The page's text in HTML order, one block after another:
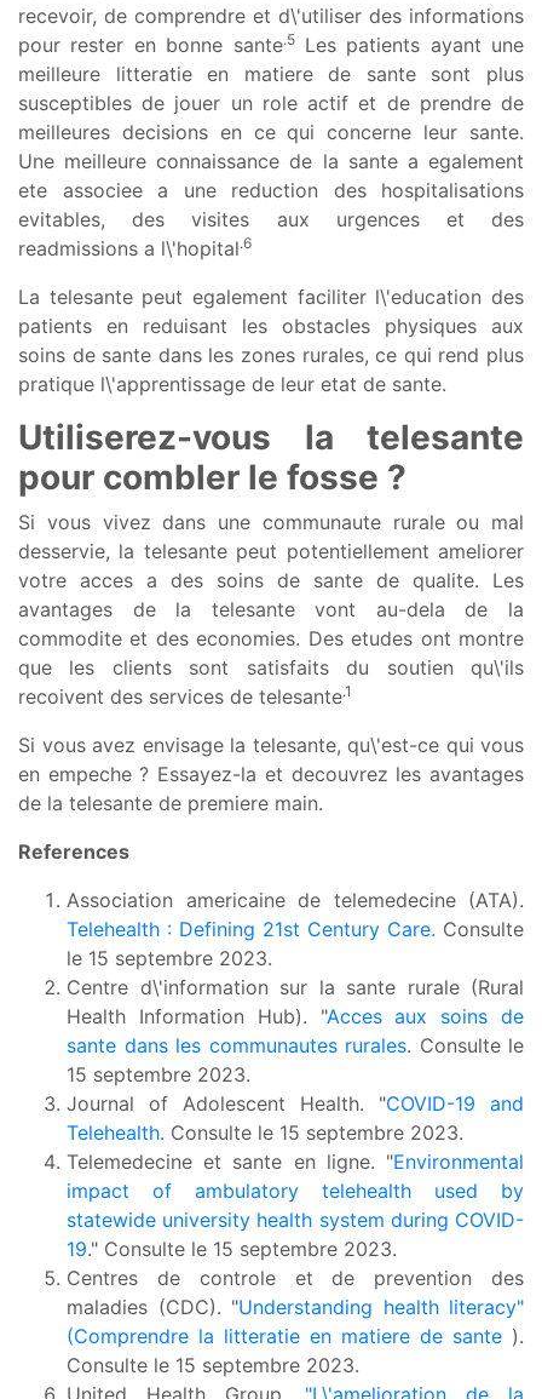
recevoir, de comprendre et d\'utiliser des informations
pour rester en bonne sante.5Les patients ayant une
meilleure litteratie en matiere de sante sont plus
susceptibles de jouer un role actif et de prendre de
meilleures decisions en ce qui concerne leur sante.
Une meilleure connaissance de la sante a egalement
ete associee a une reduction des hospitalisations
evitables, des visites aux urgences et des
readmissions a l\'hopital.6
La telesante peut egalement faciliter l\'education des
patients en reduisant les obstacles physiques aux
soins de sante dans les zones rurales, ce qui rend plus
pratique l\'apprentissage de leur etat de sante.
Utiliserez-vous la telesante
pour combler le fosse ?
Si vous vivez dans une communaute rurale ou mal
desservie, la telesante peut potentiellement ameliorer
votre acces a des soins de sante de qualite. Les
avantages de la telesante vont au-dela de la
commodite et des economies. Des etudes ont montre
que les clients sont satisfaits du soutien qu\'ils
recoivent des services de telesante.1
Si vous avez envisage la telesante, qu\'est-ce qui vous
en empeche ? Essayez-la et decouvrez les avantages
de la telesante de premiere main.
References
Association americaine de telemedecine (ATA).
Telehealth : Defining 21st Century Care. Consulte
le 15 septembre 2023.
Centre d\'information sur la sante rurale (Rural
Health Information Hub). "Acces aux soins de
sante dans les communautes rurales. Consulte le
15 septembre 2023.
Journal of Adolescent Health. "COVID-19 and
Telehealth. Consulte le 15 septembre 2023.
Telemedecine et sante en ligne. "Environmental
impact of ambulatory telehealth used by
statewide university health system during COVID-
19." Consulte le 15 septembre 2023.
Centres de controle et de prevention des
maladies (CDC). "Understanding health literacy"
(Comprendre la litteratie en matiere de sante ).
Consulte le 15 septembre 2023.
United Health Group.
"L\'amelioration de la